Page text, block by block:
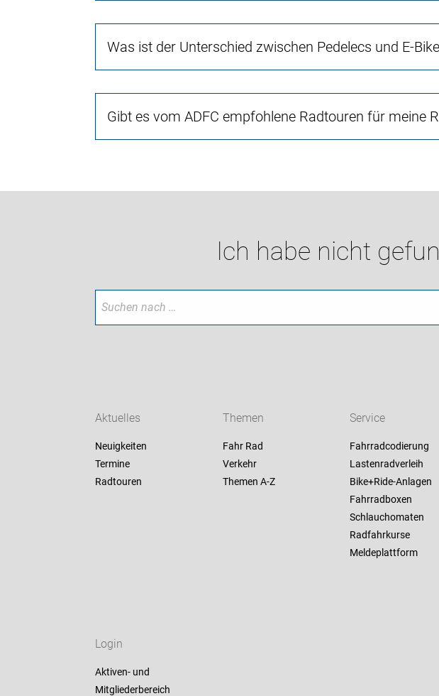
Was ist der Unterschied zwischen Pedelecs und E-
Gibt es vom ADFC empfohlene Radtouren für meine
Ich habe nicht
Aktuelles
Neuigkeiten
Termine
Radtouren
Themen
Fahr Rad
Verkehr
Themen A-Z
Service
Fahrradcodierung
Lastenradverleih
Bike+Ride-Anlagen
Fahrradboxen
Schlauchomaten
Radfahrkurse
Meldeplattform
Login
Aktiven- und
Mitgliederbereich